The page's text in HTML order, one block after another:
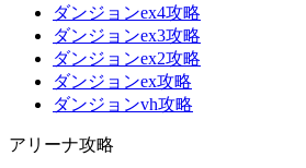
ダンジョンex4攻略
ダンジョンex3攻略
ダンジョンex2攻略
ダンジョンex攻略
ダンジョンvh攻略
アリーナ攻略